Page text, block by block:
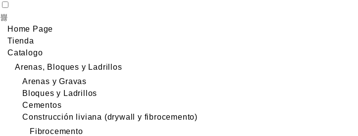
Home Page
Tienda
Catalogo
Arenas, Bloques y Ladrillos
Arenas y Gravas
Bloques y Ladrillos
Cementos
Construcción liviana (drywall y fibrocemento)
Fibrocemento